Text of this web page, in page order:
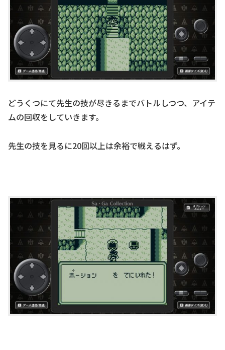
どうくつにて先生の技が尽きるまでバトルしつつ、アイテ
ムの回収をしていきます。
先生の技を見るに20回以上は余裕で戦えるはず。